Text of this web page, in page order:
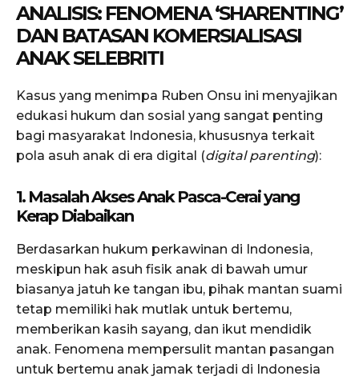
ANALISIS: FENOMENA ‘SHARENTING’
DAN BATASAN KOMERSIALISASI
ANAK SELEBRITI
Kasus yang menimpa Ruben Onsu ini menyajikan
edukasi hukum dan sosial yang sangat penting
bagi masyarakat Indonesia, khususnya terkait
pola asuh anak di era digital (digital parenting):
1. Masalah Akses Anak Pasca-Cerai yang
Kerap Diabaikan
Berdasarkan hukum perkawinan di Indonesia,
meskipun hak asuh fisik anak di bawah umur
biasanya jatuh ke tangan ibu, pihak mantan suami
tetap memiliki hak mutlak untuk bertemu,
memberikan kasih sayang, dan ikut mendidik
anak. Fenomena mempersulit mantan pasangan
untuk bertemu anak jamak terjadi di Indonesia